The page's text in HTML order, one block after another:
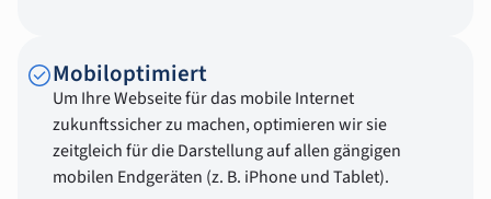
Mobiloptimiert
Um Ihre Webseite für das mobile Internet
zukunftssicher zu machen, optimieren wir sie
zeitgleich für die Darstellung auf allen gängigen
mobilen Endgeräten (z. B. iPhone und Tablet).